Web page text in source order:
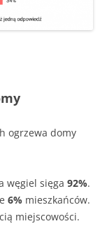
ogrzewa domy
węgiel sięga 92%.
6% mieszkańców.
miejscowości.